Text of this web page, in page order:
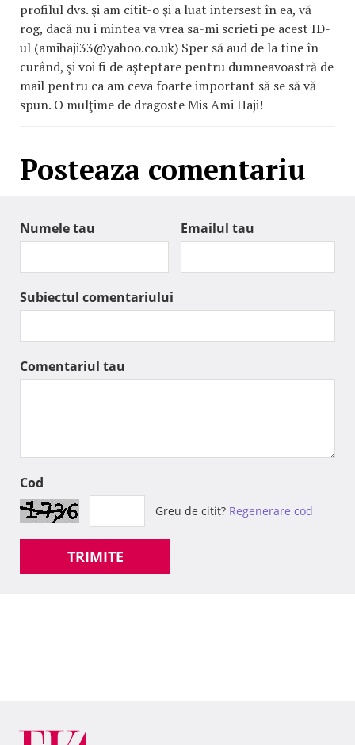
profilul dvs. şi am citit-o şi a luat intersest în ea, vă
rog, dacă nu i mintea va vrea sa-mi scrieti pe acest ID-
ul (amihaji33@yahoo.co.uk) Sper să aud de la tine în
curând, şi voi fi de aşteptare pentru dumneavoastră de
mail pentru ca am ceva foarte important să se să vă
spun. O mulţime de dragoste Mis Ami Haji!
Posteaza comentariu
Numele tau Emailul tau
Subiectul comentariului
Comentariul tau
Cod
Greu de citit? Regenerare cod
TRIMITE